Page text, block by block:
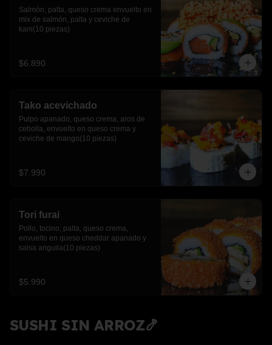
Salmón, palta, queso crema envuelto en
mix de salmón, palta y ceviche de
kani(10 piezas)
$6.890
Tako acevichado
Pulpo apanado, queso crema, aros de
cebolla, envuelto en queso crema y
ceviche de mango(10 piezas)
$7.990
Tori furai
Pollo, tocino, palta, queso crema,
envuelto en queso cheddar apanado y
salsa anguila(10 piezas)
$5.990
SUSHI SIN ARROZ🍤